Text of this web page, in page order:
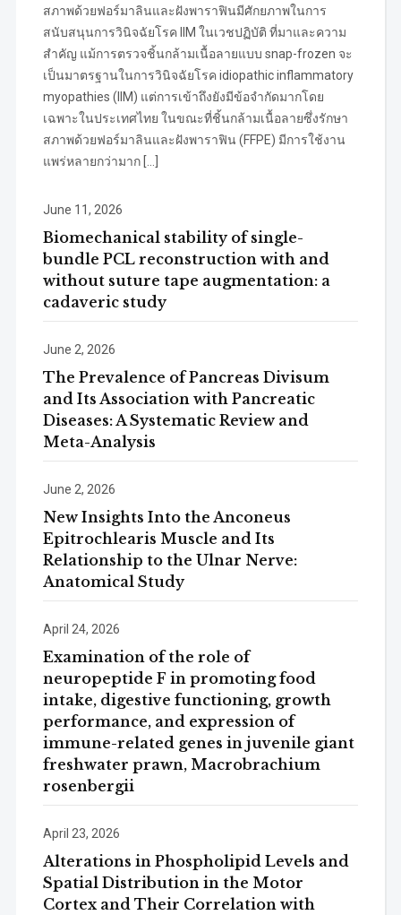
สภาพด้วยฟอร์มาลินและฝังพาราฟินมีศักยภาพในการ
สนับสนุนการวินิจฉัยโรค IIM ในเวชปฏิบัติ ที่มาและความ
สำคัญ แม้การตรวจชิ้นกล้ามเนื้อลายแบบ snap-frozen จะ
เป็นมาตรฐานในการวินิจฉัยโรค idiopathic inflammatory
myopathies (IIM) แต่การเข้าถึงยังมีข้อจำกัดมากโดย
เฉพาะในประเทศไทย ในขณะที่ชิ้นกล้ามเนื้อลายซึ่งรักษา
สภาพด้วยฟอร์มาลินและฝังพาราฟิน (FFPE) มีการใช้งาน
แพร่หลายกว่ามาก […]
June 11, 2026
Biomechanical stability of single-
bundle PCL reconstruction with and
without suture tape augmentation: a
cadaveric study
June 2, 2026
The Prevalence of Pancreas Divisum
and Its Association with Pancreatic
Diseases: A Systematic Review and
Meta-Analysis
June 2, 2026
New Insights Into the Anconeus
Epitrochlearis Muscle and Its
Relationship to the Ulnar Nerve:
Anatomical Study
April 24, 2026
Examination of the role of
neuropeptide F in promoting food
intake, digestive functioning, growth
performance, and expression of
immune-related genes in juvenile giant
freshwater prawn, Macrobrachium
rosenbergii
April 23, 2026
Alterations in Phospholipid Levels and
Spatial Distribution in the Motor
Cortex and Their Correlation with